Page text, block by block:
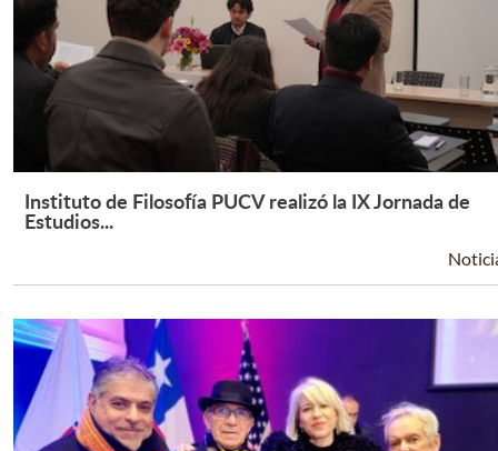
Leer Más +
Instituto de Filosofía PUCV realizó la IX Jornada de
Estudios...